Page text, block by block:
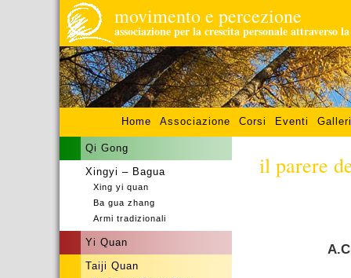
movimento e percezione
associazione per la crescita personale attraverso
Home Associazione Corsi Eventi
Qi Gong
Xingyi – Bagua
Xing yi quan
Ba gua zhang
Armi tradizionali
Yi Quan
Taiji Quan
il parere